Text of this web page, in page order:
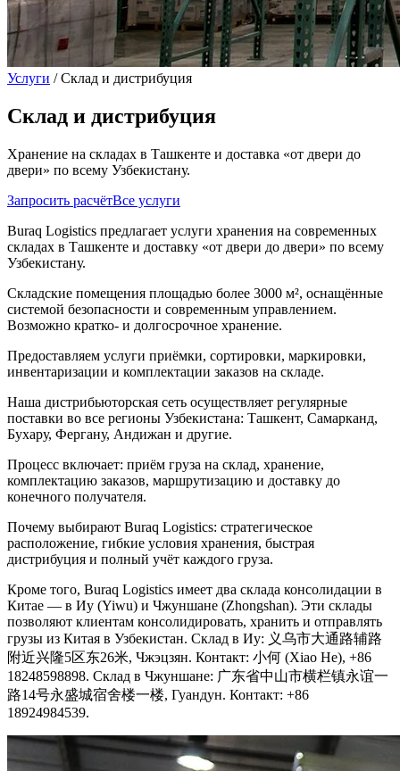
Услуги /Склад и дистрибуция
Склад и дистрибуция
Хранение на складах в Ташкенте и доставка «от двери до
двери» по всему Узбекистану.
Запросить расчётВсе услуги
Buraq Logistics предлагает услуги хранения на современных
складах в Ташкенте и доставку «от двери до двери» по всему
Узбекистану.
Складские помещения площадью более 3000 м², оснащённые
системой безопасности и современным управлением.
Возможно кратко- и долгосрочное хранение.
Предоставляем услуги приёмки, сортировки, маркировки,
инвентаризации и комплектации заказов на складе.
Наша дистрибьюторская сеть осуществляет регулярные
поставки во все регионы Узбекистана: Ташкент, Самарканд,
Бухару, Фергану, Андижан и другие.
Процесс включает: приём груза на склад, хранение,
комплектацию заказов, маршрутизацию и доставку до
конечного получателя.
Почему выбирают Buraq Logistics: стратегическое
расположение, гибкие условия хранения, быстрая
дистрибуция и полный учёт каждого груза.
Кроме того, Buraq Logistics имеет два склада консолидации в
Китае — в Иу (Yiwu) и Чжуншане (Zhongshan). Эти склады
позволяют клиентам консолидировать, хранить и отправлять
грузы из Китая в Узбекистан. Склад в Иу: 义乌市大通路辅路
附近兴隆5区东26米, Чжэцзян. Контакт: 小何 (Xiao He), +86
18248598898. Склад в Чжуншане: 广东省中山市横栏镇永谊一
路14号永盛城宿舍楼一楼, Гуандун. Контакт: +86
18924984539.